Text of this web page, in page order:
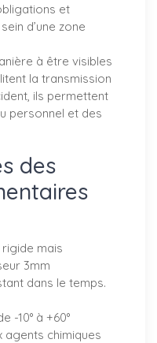
et
d’une zone
à être visibles
la transmission
ils permettent
personnel et des
des
mais
3mm
dans le temps.
-10° à +60°
agents chimiques